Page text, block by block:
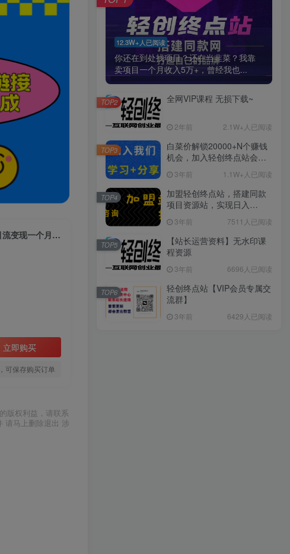
最新蓝海小众怀旧漫画赛道，高转化一单29.9教你怎么靠视频平台引流变现一个月狂赚5w！【揭秘】
立即购买
可保存购买订单
版权利益，请联系
请马上删除退出 涉
12.3W+人已阅读
你还在到处找项目？还在当韭菜？我靠
卖项目一个月收入5万+，曾经我也...
全网VIP课程 无损下载~
2年前 2.1W+人已阅读
TOP2
白菜价解锁20000+N个赚钱
机会，加入轻创终点站会
3年前 1.1W+人已阅读
TOP3
加盟轻创终点站，搭建同款
项目资源站，实现日入
3年前 7511人已阅读
TOP4
【站长运营资料】无水印课
程资源
3年前 6696人已阅读
TOP5
轻创终点站【VIP会员专属交
流群】
3年前 6429人已阅读
TOP6